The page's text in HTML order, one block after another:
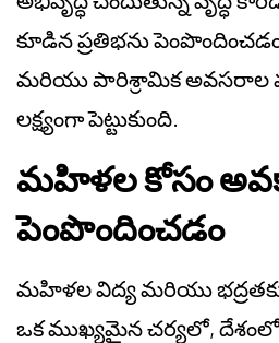
కూడిన ప్రతిభను
మరియు పారిశ్రామిక అవసరాల
లక్ష్యంగా పెట్టుకుంది.
మహిళల కోసం
పెంపొందించడం
మహిళల విద్య మరియు
ఒక ముఖ్యమైన చర్యలో,